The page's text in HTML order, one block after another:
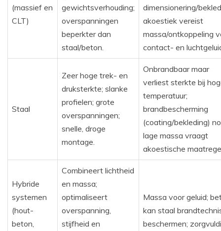
(massief en
CLT)
gewichtsverhouding;
overspanningen
beperkter dan
staal/beton.
dimensionering/
akoestiek vereist
massa/ontkoppeling
contact- en
Staal
Zeer hoge trek- en
druksterkte; slanke
profielen; grote
overspanningen;
snelle, droge
montage.
Onbrandbaar maar
verliest sterkte bij
temperatuur;
brandbescherming
(coating/bekleding)
lage massa vraagt
akoestische
Hybride
systemen
(hout-
beton,
Combineert lichtheid
en massa;
optimaliseert
overspanning,
stijfheid en
Massa voor geluid;
kan staal
beschermen;